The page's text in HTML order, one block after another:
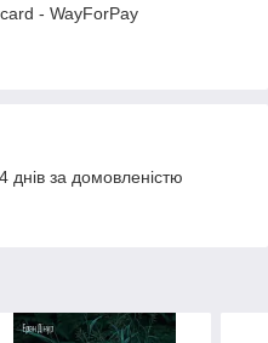
- WayForPay
за домовленістю